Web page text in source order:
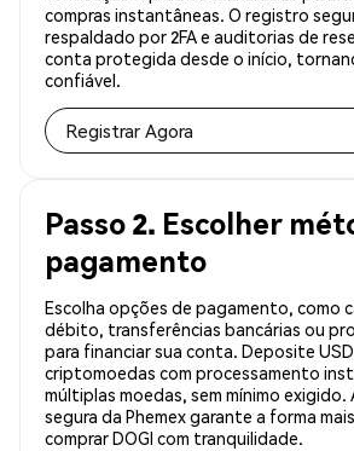
compras instantâneas. O registro
respaldado por 2FA e auditorias de
conta protegida desde o início,
confiável.
Registrar Agora
Passo 2. Escolher
pagamento
Escolha opções de pagamento, como
débito, transferências bancárias ou
para financiar sua conta. Deposite
criptomoedas com processamento
múltiplas moedas, sem mínimo
segura da Phemex garante a forma
comprar DOGI com tranquilidade.